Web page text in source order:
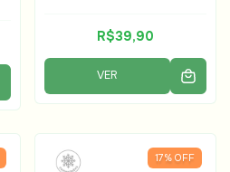
R$39,90
VER
17% OFF